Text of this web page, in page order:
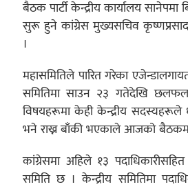
बैठक पार्टी केन्द्रीय कार्यालय
सुरू हुने कांग्रेस मुख्यसचिव
।
महासमितिले पारित गरेका
समितिमा साउन २३ गतेदेखि
विषयहरूमा केही केन्द्रीय सदस्यहरूले
भने राख्न बाँकी भएकाले आजको बैठकमा
कांग्रेसमा अहिले १३
समिति छ । केन्द्रीय समितिमा